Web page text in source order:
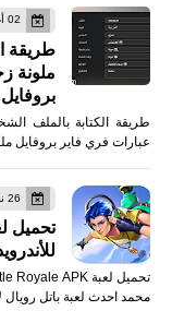
02 أغسطس 2021
طريقة
ملونة
طريقة الكتابة بالملف
عبارات فري فاير بروفايل
26 نوفمبر 2022
محمد احدث لعبة باتل رويال